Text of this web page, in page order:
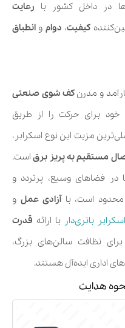
در داخل کشور با رعایت
کیفیت، دوام و انطباق
و مدرنکف شوی صنعتی
خود برای حرکت را از طریق
مزیت این نوع اسکرابر،
مستقیم به پریز برقاست.
در فضاهای وسیع، پرتردد و
محدود است، باآزادی عمل و
اسکرابر باتری‌دار با ارائه قدرت
برای نظافت سالن‌های بزرگ،
اداری ایده‌آل هستند.
هدایت